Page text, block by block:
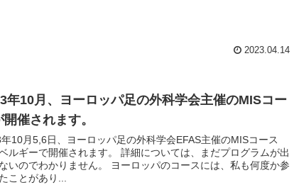
2023.04.14
年10月、ヨーロッパ足の外科学会主催のMISコー
開催されます。
10月5,6日、ヨーロッパ足の外科学会EFAS主催のMISコース
ルギーで開催されます。 詳細については、まだプログラムが出
いのでわかりません。 ヨーロッパのコースには、私も何度か参
ことがあり...